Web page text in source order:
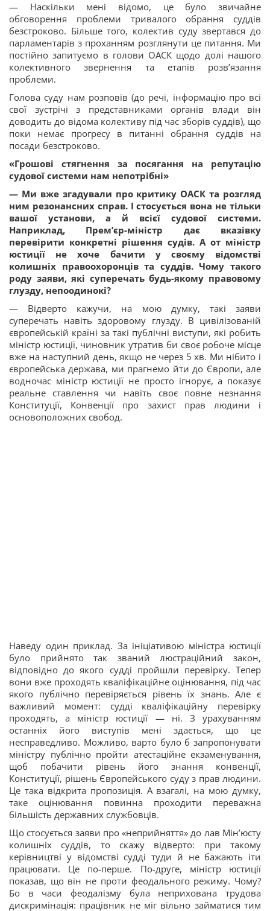
— Наскільки мені відомо, це було звичайне
обговорення проблеми тривалого обрання суддів
безстроково. Більше того, колектив суду звертався до
парламентарів з проханням розглянути це питання. Ми
постійно запитуємо в голови ОАСК щодо долі нашого
колективного звернення та етапів розв’язання
проблеми.
Голова суду нам розповів (до речі, інформацію про всі
свої зустрічі з представниками органів влади він
доводить до відома колективу під час зборів суддів), що
поки немає прогресу в питанні обрання суддів на
посади безстроково.
«Грошові стягнення за посягання на репутацію
судової системи нам непотрібні»
— Ми вже згадували про критику ОАСК та розгляд
ним резонансних справ. І стосується вона не тільки
вашої установи, а й всієї судової системи.
Наприклад, Прем’єр-міністр дає вказівку
перевірити конкретні рішення судів. А от міністр
юстиції не хоче бачити у своєму відомстві
колишніх правоохоронців та суддів. Чому такого
роду заяви, які суперечать будь-якому правовому
глузду, непоодинокі?
— Відверто кажучи, на мою думку, такі заяви
суперечать навіть здоровому глузду. В цивілізованій
європейській країні за такі публічні виступи, які робить
міністр юстиції, чиновник утратив би своє робоче місце
вже на наступний день, якщо не через 5 хв. Ми нібито і
європейська держава, ми прагнемо йти до Європи, але
водночас міністр юстиції не просто ігнорує, а показує
реальне ставлення чи навіть своє повне незнання
Конституції, Конвенції про захист прав людини і
основоположних свобод.
Наведу один приклад. За ініціативою міністра юстиції
було прийнято так званий люстраційний закон,
відповідно до якого судді пройшли перевірку. Тепер
вони вже проходять кваліфікаційне оцінювання, під час
якого публічно перевіряється рівень їх знань. Але є
важливий момент: судді кваліфікаційну перевірку
проходять, а міністр юстиції — ні. З урахуванням
останніх його виступів мені здається, що це
несправедливо. Можливо, варто було б запропонувати
міністру публічно пройти атестаційне екзаменування,
щоб побачити рівень його знання конвенції,
Конституції, рішень Європейського суду з прав людини.
Це така відкрита пропозиція. А взагалі, на мою думку,
таке оцінювання повинна проходити переважна
більшість державних службовців.
Що стосується заяви про «неприйняття» до лав Мін’юсту
колишніх суддів, то скажу відверто: при такому
керівництві у відомстві судді туди й не бажають іти
працювати. Це по-перше. По-друге, міністр юстиції
показав, що він не проти феодального режиму. Чому?
Бо в часи феодалізму була неприхована трудова
дискримінація: працівник не міг вільно займатися тим